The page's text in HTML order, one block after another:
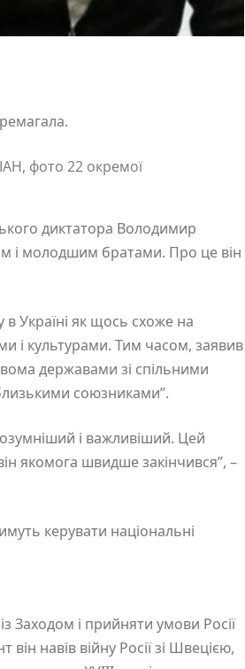
фото 22 окремої
диктатора Володимир
і молодшим братами. Про це він
Україні як щось схоже на
і культурами. Тим часом, заявив
державами зі спільними
союзниками”.
і важливіший. Цей
якомога швидше закінчився”, –
керувати національні
Заходом і прийняти умови Росії
навів війну Росії зі Швецією,